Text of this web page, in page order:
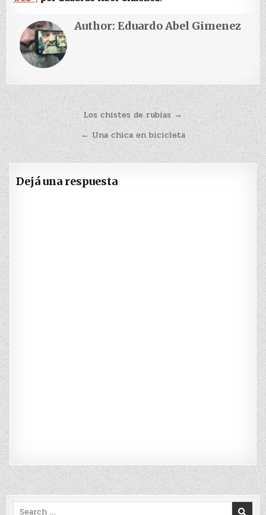
Author:Eduardo Abel Gimenez
Navegación
de
entradas
Los chistes de rubias →
← Una chica en bicicleta
Dejá una respuesta
Search